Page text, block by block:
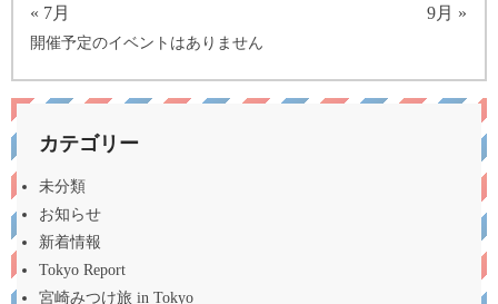
« 7月 9月 »
開催予定のイベントはありません
カテゴリー
未分類
お知らせ
新着情報
Tokyo Report
宮崎みつけ旅 in Tokyo